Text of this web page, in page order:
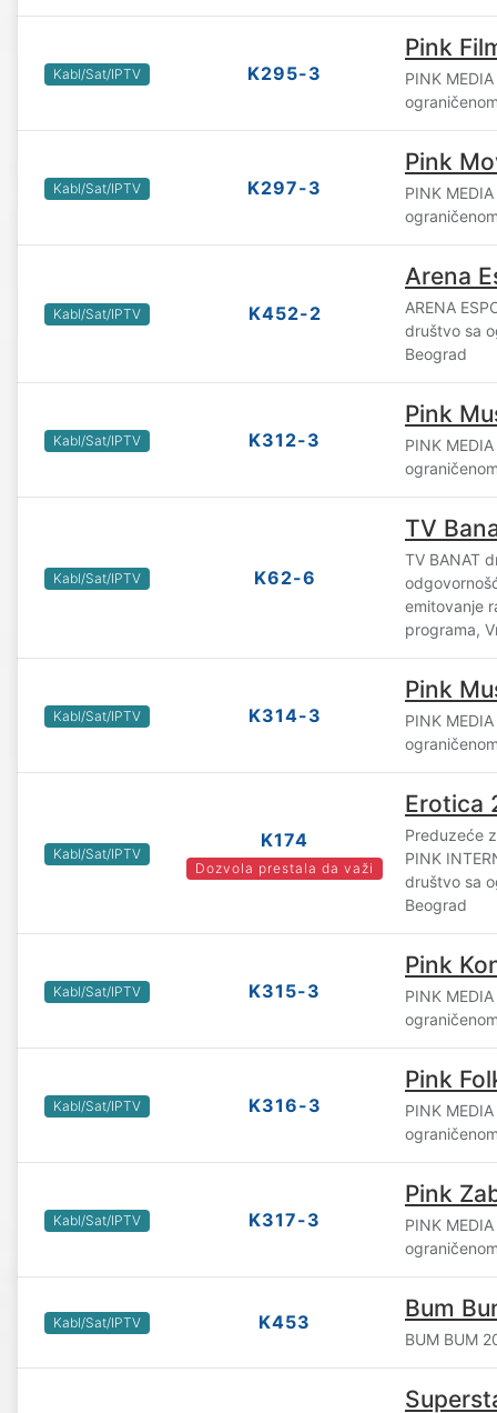
Kabl/Sat/IPTV K295-3
Pink
PINK
Kabl/Sat/IPTV K297-3
Pink
PINK
Kabl/Sat/IPTV K452-2
Arena
ARENA
društvo sa
Beograd
Kabl/Sat/IPTV K312-3
Pink
PINK
Kabl/Sat/IPTV K62-6
TV
TV BANAT
emitovanje
programa,
Kabl/Sat/IPTV K314-3
Pink
PINK
Kabl/Sat/IPTV
K174
Dozvola prestala da važi
Erotica
Preduzeće
PINK
društvo sa
Beograd
Kabl/Sat/IPTV K315-3
Pink
PINK
Kabl/Sat/IPTV K316-3
Pink
PINK
Kabl/Sat/IPTV K317-3
Pink
PINK
Kabl/Sat/IPTV K453 Bum
BUM BUM